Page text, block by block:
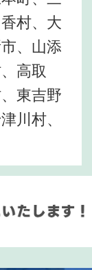
村、大
、山添
高取
東吉野
川村、